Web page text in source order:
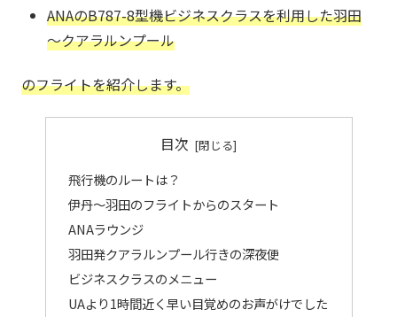
ANAのB787-8型機ビジネスクラスを利用した羽田
～クアラルンプール
のフライトを紹介します。
目次
飛行機のルートは？
伊丹～羽田のフライトからのスタート
ANAラウンジ
羽田発クアラルンプール行きの深夜便
ビジネスクラスのメニュー
UAより1時間近く早い目覚めのお声がけでした